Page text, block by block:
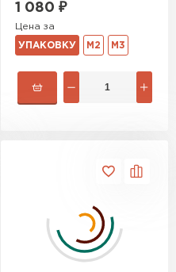
1 080 ₽
Цена за
УПАКОВКУ М2 М3
Неман